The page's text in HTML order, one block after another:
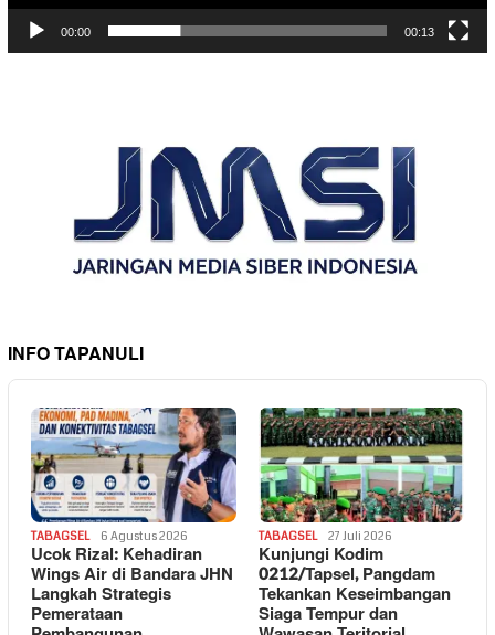
00:00 00:13
INFO TAPANULI
TABAGSEL 6 Agustus 2026
Ucok Rizal: Kehadiran
Wings Air di Bandara JHN
Langkah Strategis
Pemerataan
TABAGSEL 27 Juli 2026
Kunjungi Kodim
0212/Tapsel, Pangdam
Tekankan Keseimbangan
Siaga Tempur dan